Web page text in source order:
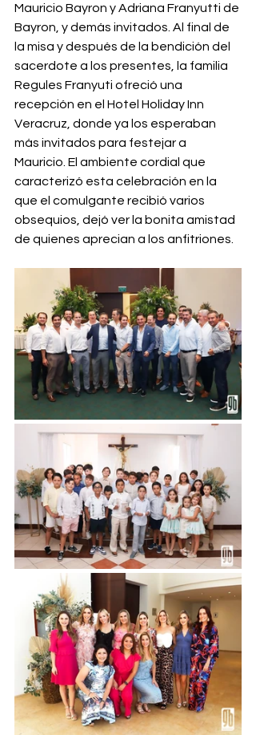
Mauricio Bayron y Adriana Franyutti de
Bayron, y demás invitados. Al final de
la misa y después de la bendición del
sacerdote a los presentes, la familia
Regules Franyuti ofreció una
recepción en el Hotel Holiday Inn
Veracruz, donde ya los esperaban
más invitados para festejar a
Mauricio. El ambiente cordial que
caracterizó esta celebración en la
que el comulgante recibió varios
obsequios, dejó ver la bonita amistad
de quienes aprecian a los anfitriones.